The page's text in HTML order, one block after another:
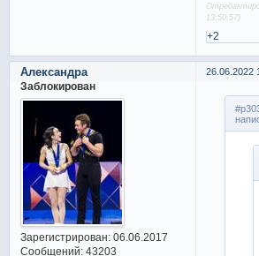
13:50:57)
+2
26.06.2022
Александра
Заблокирован
Зарегистрирован: 06.06.2017
Сообщений:43203